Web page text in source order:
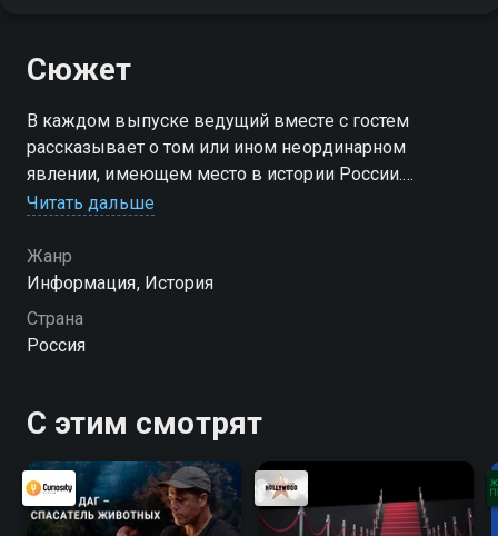
Сюжет
В каждом выпуске ведущий вместе с гостем
рассказывает о том или ином неординарном
явлении, имеющем место в истории России.
Использование архивных материалов делает
добавляет ей выразительности
Читать дальше
Жанр
Информация, История
Страна
Россия
С этим смотрят